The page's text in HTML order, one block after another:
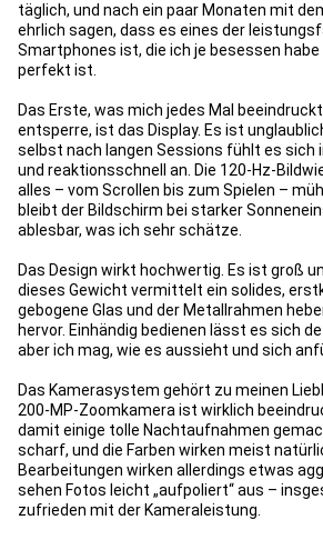
täglich, und nach ein paar Monaten mit
ehrlich sagen, dass es eines der
Smartphones ist, die ich je besessen
perfekt ist.
Das Erste, was mich jedes Mal
entsperre, ist das Display. Es ist
selbst nach langen Sessions fühlt es sich
und reaktionsschnell an. Die 120-Hz-
alles – vom Scrollen bis zum Spielen –
bleibt der Bildschirm bei starker
ablesbar, was ich sehr schätze.
Das Design wirkt hochwertig. Es ist groß
dieses Gewicht vermittelt ein solides,
gebogene Glas und der Metallrahmen
hervor. Einhändig bedienen lässt es sich
aber ich mag, wie es aussieht und sich
Das Kamerasystem gehört zu meinen
200-MP-Zoomkamera ist wirklich
damit einige tolle Nachtaufnahmen
scharf, und die Farben wirken meist
Bearbeitungen wirken allerdings etwas
sehen Fotos leicht „aufpoliert“ aus –
zufrieden mit der Kameraleistung.